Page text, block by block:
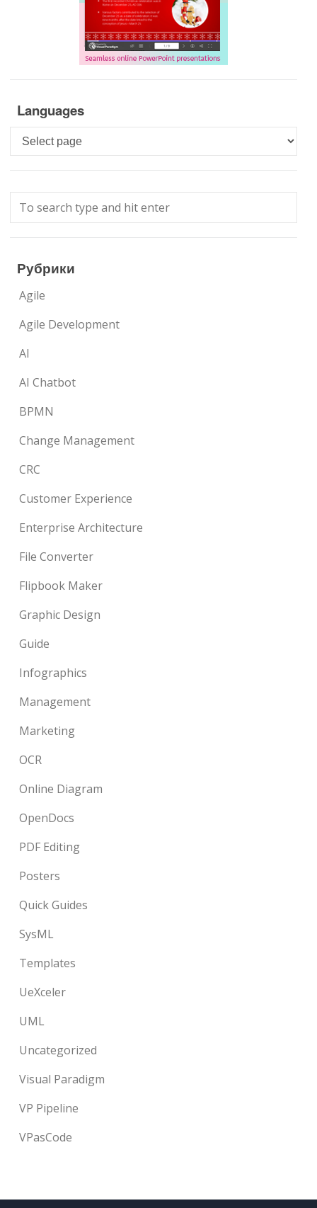
Languages
Languages
Рубрики
Agile
Agile Development
AI
AI Chatbot
BPMN
Change Management
CRC
Customer Experience
Enterprise Architecture
File Converter
Flipbook Maker
Graphic Design
Guide
Infographics
Management
Marketing
OCR
Online Diagram
OpenDocs
PDF Editing
Posters
Quick Guides
SysML
Templates
UeXceler
UML
Uncategorized
Visual Paradigm
VP Pipeline
VPasCode